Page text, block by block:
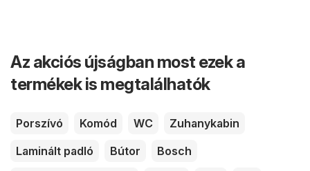
Az akciós újságban most ezek a
termékek is megtalálhatók
Porszívó Komód WC
Zuhanykabin
Laminált padló
Bútor
Bosch